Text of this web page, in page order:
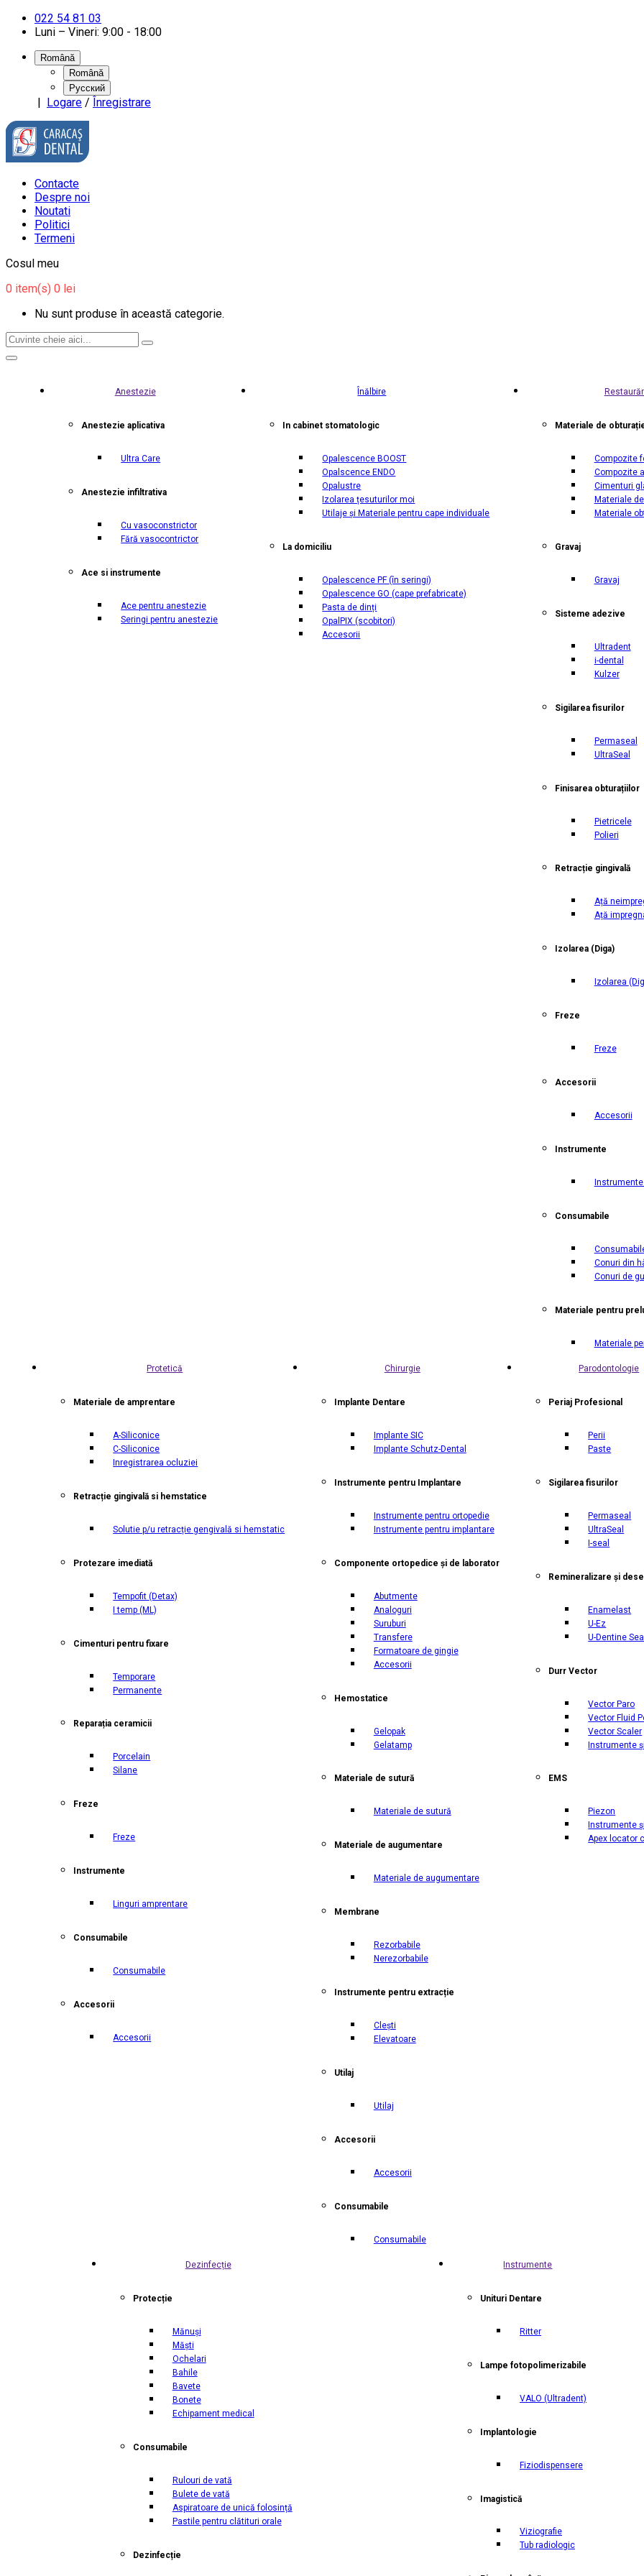
022 54 81 03
Luni – Vineri: 9:00 - 18:00
Română
Română
Русский
| Logare / Înregistrare
Contacte
Despre noi
Noutati
Politici
Termeni
Cosul meu
0 item(s) 0 lei
Nu sunt produse în această categorie.
Anestezie
Anestezie aplicativa
Ultra Care
Anestezie infiltrativa
Cu vasoconstrictor
Fără vasocontrictor
Ace si instrumente
Ace pentru anestezie
Seringi pentru anestezie
Înălbire
In cabinet stomatologic
Opalescence BOOST
Opalscence ENDO
Opalustre
Izolarea țesuturilor moi
Utilaje și Materiale pentru cape individuale
La domiciliu
Opalescence PF(în seringi)
Opalescence GO(cape prefabricate)
Pasta de dinți
OpalPIX(scobitori)
Accesorii
Materiale de
Compozite
Compozite
Cimenturi
Materiale
Materiale
Gravaj
Gravaj
Sisteme adezive
Ultradent
i-dental
Kulzer
Sigilarea fisurilor
Permaseal
UltraSeal
Finisarea obturațiilor
Pietricele
Polieri
Retracție gingivală
Ață
Ață
Izolarea (Diga)
Izolarea
Freze
Freze
Accesorii
Accesorii
Instrumente
Consumabile
Conuri din
Conuri de
Materiale pentru
Materiale
Protetică
Materiale de amprentare
A-Siliconice
C-Siliconice
Inregistrarea ocluziei
Retracție gingivală si hemstatice
Solutie p/u retracție gengivală si hemstatic
Protezare imediată
Tempofit(Detax)
I temp(ML)
Cimenturi pentru fixare
Temporare
Permanente
Reparația ceramicii
Porcelain
Silane
Freze
Freze
Instrumente
Linguri amprentare
Consumabile
Consumabile
Accesorii
Accesorii
Chirurgie
Implante Dentare
Implante SIC
Implante Schutz-Dental
Instrumente pentru Implantare
Instrumente pentru ortopedie
Instrumente pentru implantare
Componente ortopedice și de laborator
Abutmente
Analoguri
Suruburi
Transfere
Formatoare de gingie
Accesorii
Hemostatice
Gelopak
Gelatamp
Materiale de sutură
Materiale de sutură
Materiale de augumentare
Materiale de augumentare
Membrane
Rezorbabile
Nerezorbabile
Instrumente pentru extracție
Clești
Elevatoare
Utilaj
Utilaj
Accesorii
Accesorii
Consumabile
Consumabile
Parodontologie
Periaj Profesional
Perii
Paste
Sigilarea fisurilor
Permaseal
UltraSeal
I-seal
Remineralizare și
Enamelast
U-Ez
U-Dentine
Durr Vector
Vector Paro
Vector Fluid
Vector Scaler
Instrumente
EMS
Piezon
Instrumente
Apex locator
Dezinfecție
Protecție
Mănuși
Măști
Ochelari
Bahile
Bavete
Bonete
Echipament medical
Consumabile
Rulouri de vată
Bulete de vată
Aspiratoare de unică folosință
Pastile pentru clătituri orale
Dezinfecție
Instrumente
Unituri Dentare
Ritter
Lampe fotopolimerizabile
VALO (Ultradent)
Implantologie
Fiziodispensere
Imagistică
Viziografie
Tub radiologic